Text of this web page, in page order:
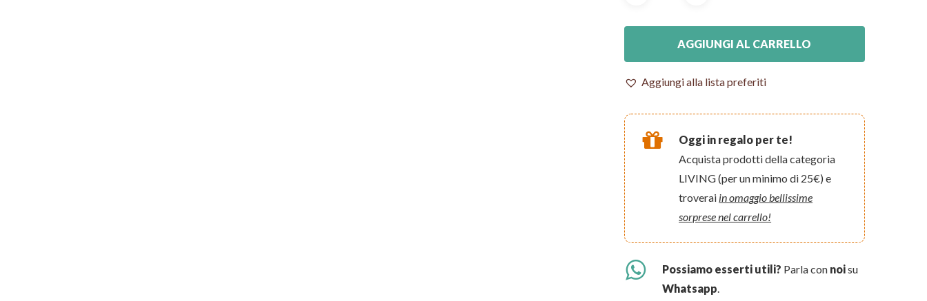
AGGIUNGI AL CARRELLO
Aggiungi alla lista preferiti
Oggi in regalo per te!
Acquista prodotti della categoria
LIVING (per un minimo di 25€) e
troverai in omaggio bellissime
sorprese nel carrello!
Possiamo esserti utili? Parla con noisu
Whatsapp.